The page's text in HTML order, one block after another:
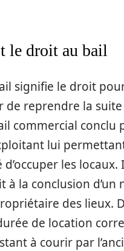
le droit au bail
signifie le droit
de reprendre la suite
commercial conclu
lui
les locaux.
à la conclusion d’un
des lieux.
de location
à courir par